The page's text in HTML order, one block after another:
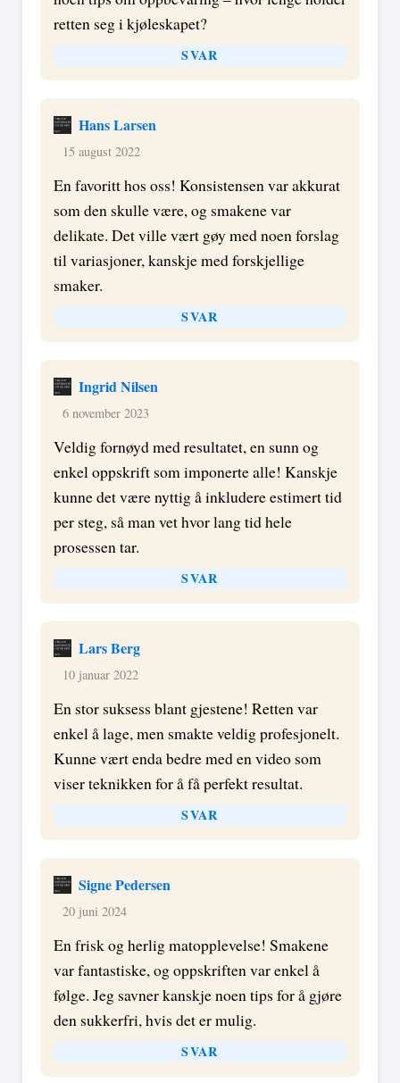
retten seg i kjøleskapet?
SVAR
Hans Larsen
15 august 2022
En favoritt hos oss! Konsistensen var akkurat
som den skulle være, og smakene var
delikate. Det ville vært gøy med noen forslag
til variasjoner, kanskje med forskjellige
smaker.
SVAR
Ingrid Nilsen
6 november 2023
Veldig fornøyd med resultatet, en sunn og
enkel oppskrift som imponerte alle! Kanskje
kunne det være nyttig å inkludere estimert tid
per steg, så man vet hvor lang tid hele
prosessen tar.
SVAR
Lars Berg
10 januar 2022
En stor suksess blant gjestene! Retten var
enkel å lage, men smakte veldig profesjonelt.
Kunne vært enda bedre med en video som
viser teknikken for å få perfekt resultat.
SVAR
Signe Pedersen
20 juni 2024
En frisk og herlig matopplevelse! Smakene
var fantastiske, og oppskriften var enkel å
følge. Jeg savner kanskje noen tips for å gjøre
den sukkerfri, hvis det er mulig.
SVAR